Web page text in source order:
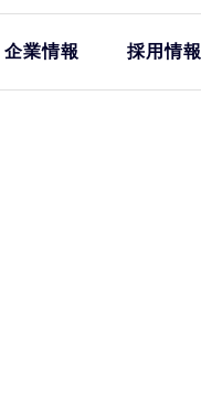
企業情報 採用情報